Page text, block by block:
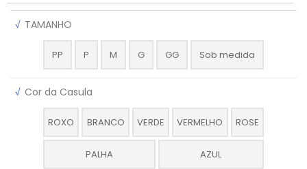
√ TAMANHO
PP P M G GG Sob medida
√ Cor da Casula
ROXO BRANCO VERDE VERMELHO ROSE
PALHA AZUL